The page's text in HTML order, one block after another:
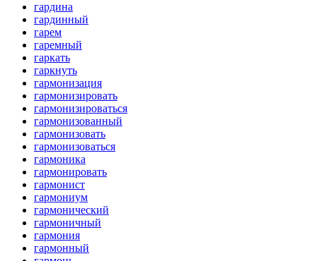
гардина
гардинный
гарем
гаремный
гаркать
гаркнуть
гармонизация
гармонизировать
гармонизироваться
гармонизованный
гармонизовать
гармонизоваться
гармоника
гармонировать
гармонист
гармониум
гармонический
гармоничный
гармония
гармонный